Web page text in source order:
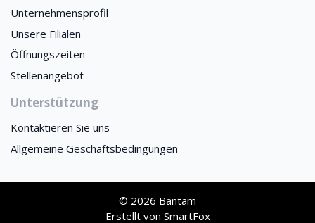
Unternehmensprofil
Unsere Filialen
Öffnungszeiten
Stellenangebot
Unterstützung
Kontaktieren Sie uns
Allgemeine Geschäftsbedingungen
© 2026 Bantam
Erstellt von SmartFox